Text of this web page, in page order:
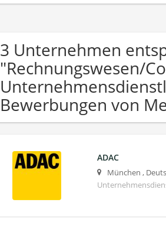
3 Unternehmen
"Rechnungswesen/
Bewerbungen von
ADAC
München ,